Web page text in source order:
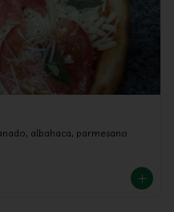
albahaca, parmesano